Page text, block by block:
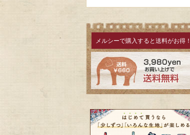
メルシーで購入すると送料がお得！